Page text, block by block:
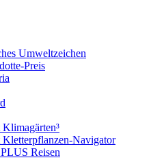
Umweltzeichen
Preis
Navigator
Reisen